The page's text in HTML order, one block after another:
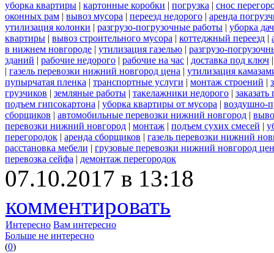
уборка квартиры | картонные коробки | погрузка | снос
оконных рам | вывоз мусора | переезд недорого | аренда
утилизация колонки | разгрузо-погрузочные работы | уборка
квартиры | вывоз строительного мусора | коттеджный переезд |
в нижнем новгороде | утилизация газелью | разгрузо-
зданий | рабочие недорого | рабочие на час | доставка под ключ
| газель перевозки нижний новгород цена | утилизация
пупырчатая пленка | транспортные услуги | монтаж строений |
грузчиков | земляные работы | такелажники недорого |
подъем гипсокартона | уборка квартиры от мусора | воздушно-
сборщиков | автомобильные перевозки нижний новгород |
перевозки нижний новгород | монтаж | подъем сухих смесей |
перегородок | аренда сборщиков | газель перевозки нижний
расстановка мебели | грузовые перевозки нижний новгород
перевозка сейфа | демонтаж перегородок
07.10.2017 в 13:18
комментировать
Интересно Вам интересно
Больше не интересно
(0)